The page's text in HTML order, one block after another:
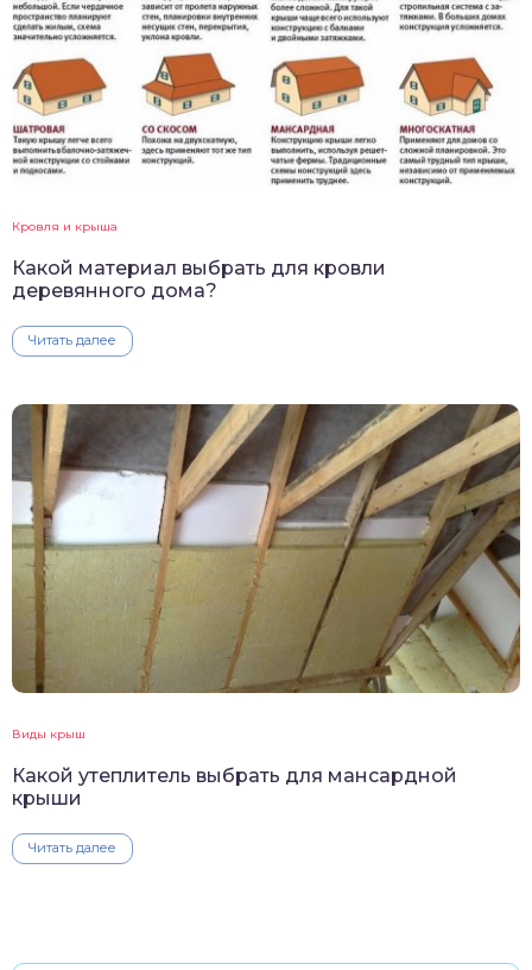
Кровля и крыша
Какой материал выбрать для кровли
деревянного дома?
Читать далее
Виды крыш
Какой утеплитель выбрать для мансардной
крыши
Читать далее